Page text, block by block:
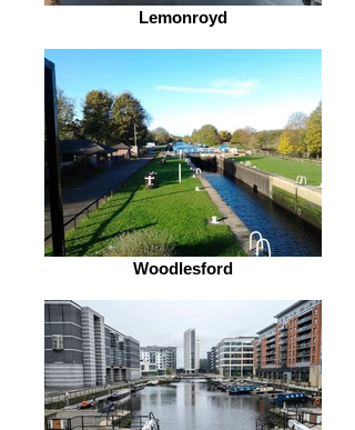
Lemonroyd
Woodlesford